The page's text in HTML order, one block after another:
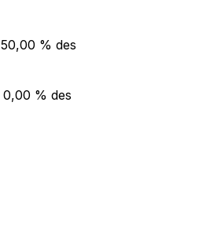
50,00 % des
0,00 % des